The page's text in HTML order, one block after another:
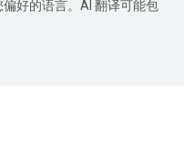
好的语言。AI 翻译可能包